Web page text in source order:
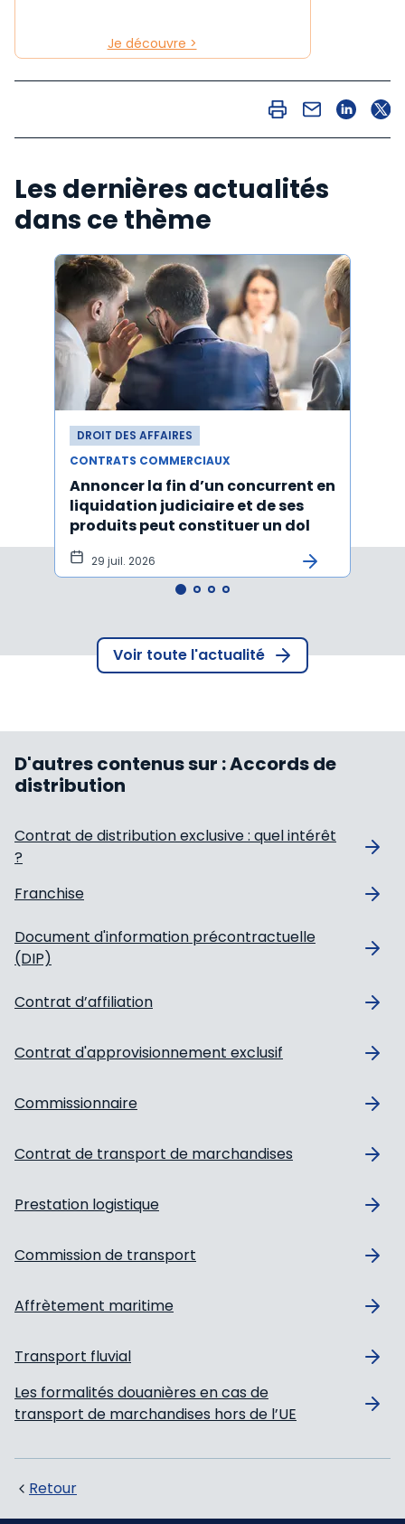
Je découvre >
Les dernières actualités
dans ce thème
DROIT DES AFFAIRES
CONTRATS COMMERCIAUX
Annoncer la fin d’un concurrent en
liquidation judiciaire et de ses
produits peut constituer un dol
29 juil. 2026
Voir toute l'actualité
D'autres contenus sur :Accords de
distribution
Contrat de distribution exclusive : quel intérêt
?
Franchise
Document d'information précontractuelle
(DIP)
Contrat d’affiliation
Contrat d'approvisionnement exclusif
Commissionnaire
Contrat de transport de marchandises
Prestation logistique
Commission de transport
Affrètement maritime
Transport fluvial
Les formalités douanières en cas de
transport de marchandises hors de l’UE
Retour